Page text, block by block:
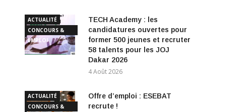
ACTUALITÉ
CONCOURS &
EMPLOI
TECH Academy : les
candidatures ouvertes pour
former 500 jeunes et recruter
58 talents pour les JOJ
Dakar 2026
4 Août 2026
ACTUALITÉ
CONCOURS &
Offre d’emploi : ESEBAT
recrute !